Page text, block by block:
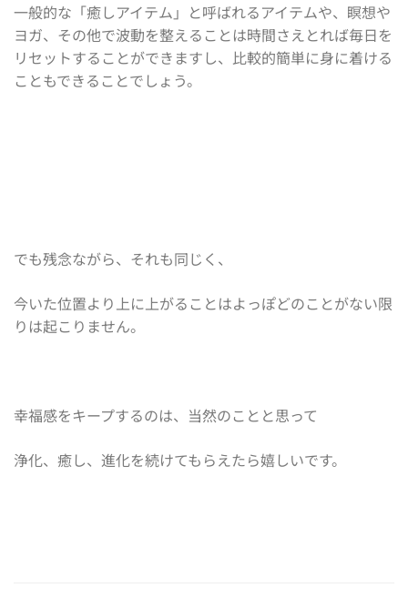
一般的な「癒しアイテム」と呼ばれるアイテムや、瞑想や
ヨガ、その他で波動を整えることは時間さえとれば毎日を
リセットすることができますし、比較的簡単に身に着ける
こともできることでしょう。
でも残念ながら、それも同じく、
今いた位置より上に上がることはよっぽどのことがない限
りは起こりません。
幸福感をキープするのは、当然のことと思って
浄化、癒し、進化を続けてもらえたら嬉しいです。